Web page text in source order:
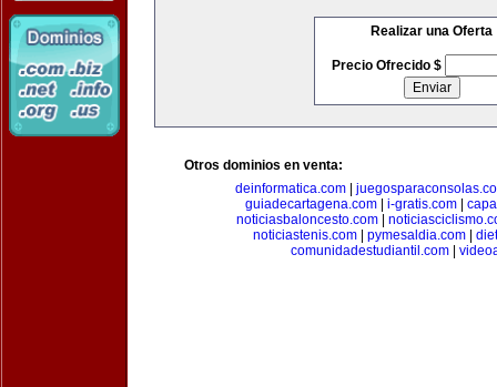
Realizar una Oferta
Precio Ofrecido $
Otros dominios en venta:
deinformatica.com
guiadecartagena.com| i-gratis.com|
noticiasbaloncesto.com
noticiastenis.com
pymesaldia.com
comunidadestudiantil.com